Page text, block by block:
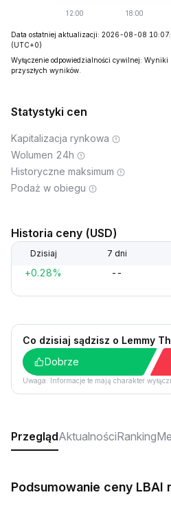
Data ostatniej aktualizacji: 2026-08-08
(UTC+0)
Wyłączenie odpowiedzialności cywilnej:
przyszłych wyników.
Statystyki cen
Kapitalizacja rynkowa
Wolumen 24h
Historyczne maksimum
Podaż w obiegu
Historia ceny (USD)
Dzisiaj 7 dni
+0.28% --
Co dzisiaj sądzisz o Lemmy
Dobrze
Uwaga: Informacje te mają charakter
PrzeglądAktualnościRanking
Podsumowanie ceny LBAI